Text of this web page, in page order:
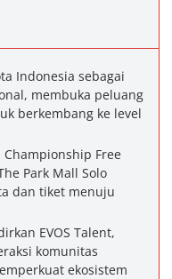
Indonesia sebagai
membuka peluang
berkembang ke level
Championship Free
Park Mall Solo
dan tiket menuju
EVOS Talent,
komunitas
ekosistem